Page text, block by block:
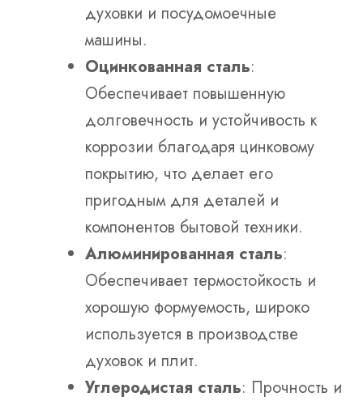
духовки и посудомоечные
машины.
Оцинкованная сталь:
Обеспечивает повышенную
долговечность и устойчивость к
коррозии благодаря цинковому
покрытию, что делает его
пригодным для деталей и
компонентов бытовой техники.
Алюминированная сталь:
Обеспечивает термостойкость и
хорошую формуемость, широко
используется в производстве
духовок и плит.
Углеродистая сталь: Прочность и